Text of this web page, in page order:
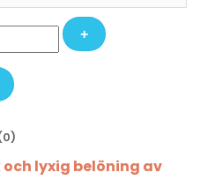
lyxig belöning av